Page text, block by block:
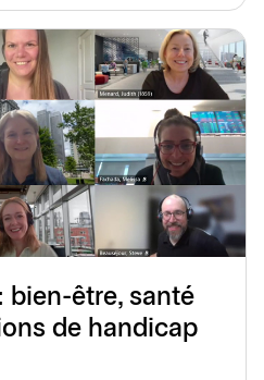
bien-être, santé
de handicap